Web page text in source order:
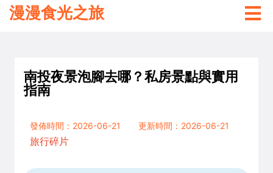
漫漫食光之旅
南投夜景泡腳去哪？私房景點與實用
指南
發佈時間：2026-06-21
更新時間：2026-06-21
旅行碎片